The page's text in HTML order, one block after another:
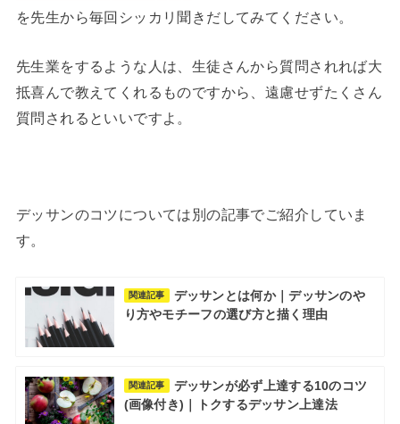
を先生から毎回シッカリ聞きだしてみてください。
先生業をするような人は、生徒さんから質問されれば大
抵喜んで教えてくれるものですから、遠慮せずたくさん
質問されるといいですよ。
デッサンのコツについては別の記事でご紹介していま
す。
関連記事
デッサンとは何か｜デッサンのや
り方やモチーフの選び方と描く理由
関連記事
デッサンが必ず上達する10のコツ
(画像付き)｜トクするデッサン上達法